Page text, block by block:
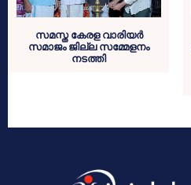
സമസ്ത കേരള വാരിയർ
സമാജം ജില്ല സമ്മേളനം
നടത്തി